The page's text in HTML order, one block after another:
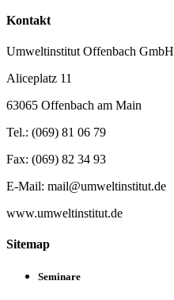
Kontakt
Umweltinstitut Offenbach GmbH
Aliceplatz 11
63065 Offenbach am Main
Tel.: (069) 81 06 79
Fax: (069) 82 34 93
E-Mail: mail@umweltinstitut.de
www.umweltinstitut.de
Sitemap
Seminare